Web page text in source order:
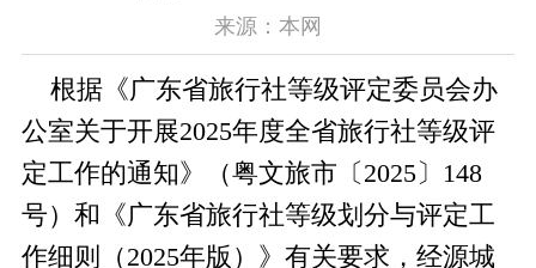
来源：本网
根据《广东省旅行社等级评定委员会办
公室关于开展2025年度全省旅行社等级评
定工作的通知》（粤文旅市〔2025〕148
号）和《广东省旅行社等级划分与评定工
作细则（2025年版）》有关要求，经源城